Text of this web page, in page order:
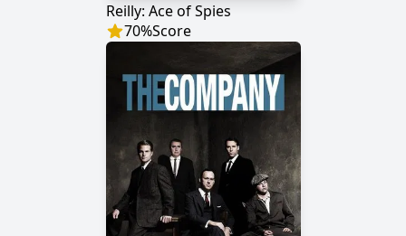
Reilly: Ace of Spies
70%Score